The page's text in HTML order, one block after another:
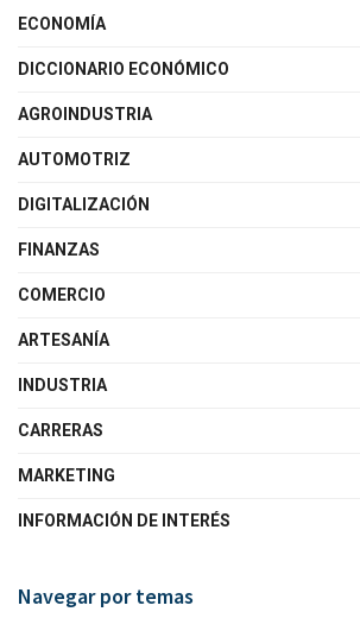
ECONOMÍA
DICCIONARIO ECONÓMICO
AGROINDUSTRIA
AUTOMOTRIZ
DIGITALIZACIÓN
FINANZAS
COMERCIO
ARTESANÍA
INDUSTRIA
CARRERAS
MARKETING
INFORMACIÓN DE INTERÉS
Navegar por temas